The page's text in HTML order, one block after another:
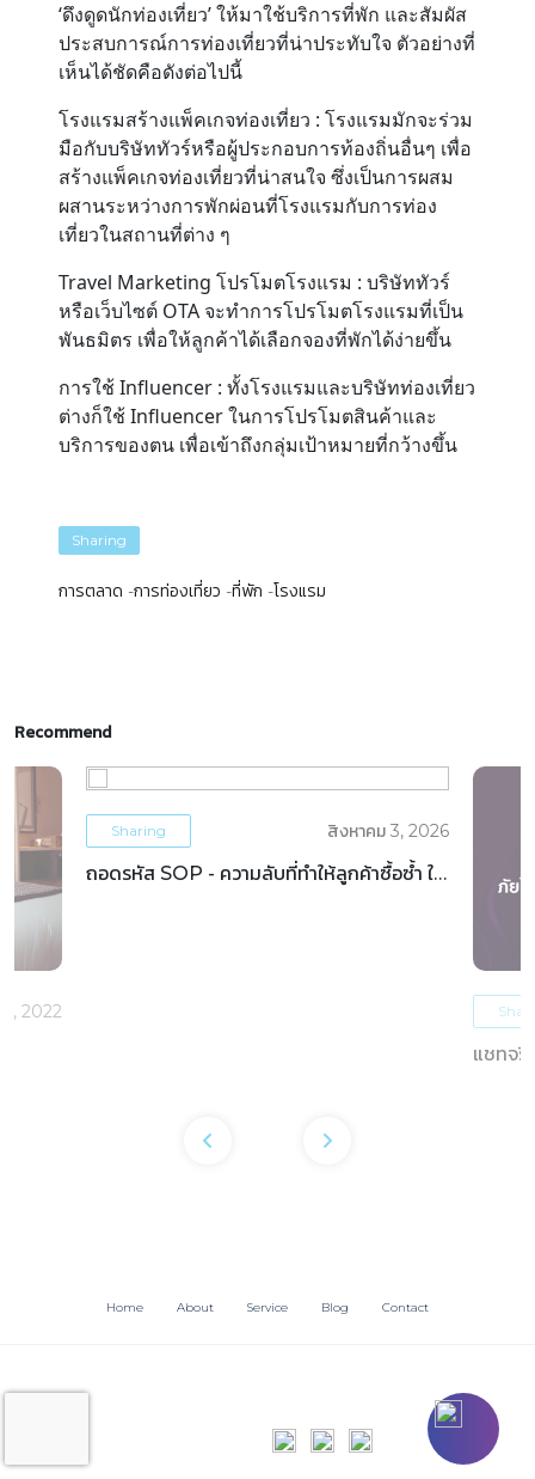
‘ดึงดูดนักท่องเที่ยว’ ให้มาใช้บริการที่พัก และสัมผัส
ประสบการณ์การท่องเที่ยวที่น่าประทับใจ ตัวอย่างที่
เห็นได้ชัดคือดังต่อไปนี้
โรงแรมสร้างแพ็คเกจท่องเที่ยว : โรงแรมมักจะร่วม
มือกับบริษัททัวร์หรือผู้ประกอบการท้องถิ่นอื่นๆ เพื่อ
สร้างแพ็คเกจท่องเที่ยวที่น่าสนใจ ซึ่งเป็นการผสม
ผสานระหว่างการพักผ่อนที่โรงแรมกับการท่อง
เที่ยวในสถานที่ต่าง ๆ
Travel Marketing โปรโมตโรงแรม : บริษัททัวร์
หรือเว็บไซต์ OTA จะทำการโปรโมตโรงแรมที่เป็น
พันธมิตร เพื่อให้ลูกค้าได้เลือกจองที่พักได้ง่ายขึ้น
การใช้ Influencer : ทั้งโรงแรมและบริษัทท่องเที่ยว
ต่างก็ใช้ Influencer ในการโปรโมตสินค้าและ
บริการของตน เพื่อเข้าถึงกลุ่มเป้าหมายที่กว้างขึ้น
Sharing
การตลาด การท่องเที่ยว ที่พัก โรงแรม
Recommend
2022
Sharing สิงหาคม 3, 2026
ถอดรหัส SOP - ความลับที่ทำให้ลูกค้าซื้อซ้ำ ใน
แชทจริ
Home About Service Blog Contact